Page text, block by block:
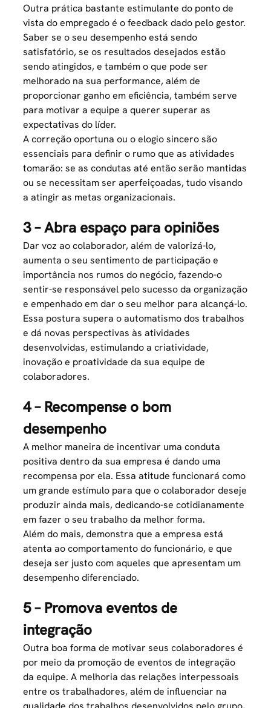
Outra prática bastante estimulante do ponto de
vista do empregado é ofeedback dado pelo gestor.
Saber se o seudesempenhoestá sendo
satisfatório, se os resultados desejados estão
sendo atingidos, e também o que pode ser
melhorado na sua performance, além de
proporcionar ganho em eficiência, também serve
para motivar a equipe a querer superar as
expectativas do líder.
Acorreção oportuna ou o elogio sincero são
essenciais para definir o rumo que as atividades
tomarão: se as condutas até então serão mantidas
ou se necessitam ser aperfeiçoadas, tudo visando
a atingir as metas organizacionais.
3 – Abra espaço para opiniões
Dar voz ao colaborador, além de valorizá-lo,
aumenta o seu sentimento de participação e
importância nos rumos do negócio, fazendo-o
sentir-se responsável pelo sucesso da organização
e empenhado em dar o seu melhor para alcançá-lo.
Essa postura supera o automatismo dos trabalhos
e dá novas perspectivas às atividades
desenvolvidas, estimulando a criatividade,
inovação e proatividade da sua equipe de
colaboradores.
4 – Recompense o bom
desempenho
A melhor maneira de incentivar uma conduta
positiva dentro da sua empresa é dando uma
recompensa por ela. Essa atitude funcionará como
um grande estímulo para que o colaborador deseje
produzir ainda mais, dedicando-se cotidianamente
em fazer o seu trabalho da melhor forma.
Além do mais, demonstra que a empresa está
atenta ao comportamento do funcionário, e que
deseja ser justo com aqueles que apresentam um
desempenho diferenciado.
5 – Promova eventos de
integração
Outra boa forma de motivar seus colaboradores é
por meio da promoção de eventos de integração
da equipe. A melhoria das relações interpessoais
entre os trabalhadores, além de influenciar na